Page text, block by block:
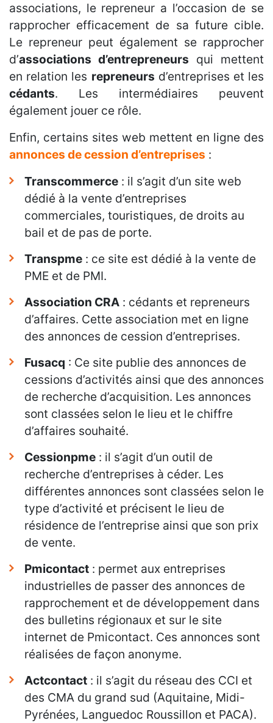
associations, le repreneur a l’occasion de se
rapprocher efficacement de sa future cible.
Le repreneur peut également se rapprocher
d’associations d’entrepreneurs qui mettent
en relation les repreneurs d’entreprises et les
cédants. Les intermédiaires peuvent
également jouer ce rôle.
Enfin, certains sites web mettent en ligne des
annonces de cession d’entreprises :
Transcommerce : il s’agit d’un site web
dédié à la vente d’entreprises
commerciales, touristiques, de droits au
bail et de pas de porte.
Transpme : ce site est dédié à la vente de
PME et de PMI.
Association CRA : cédants et repreneurs
d’affaires. Cette association met en ligne
des annonces de cession d’entreprises.
Fusacq : Ce site publie des annonces de
cessions d’activités ainsi que des annonces
de recherche d’acquisition. Les annonces
sont classées selon le lieu et le chiffre
d’affaires souhaité.
Cessionpme : il s’agit d’un outil de
recherche d’entreprises à céder. Les
différentes annonces sont classées selon le
type d’activité et précisent le lieu de
résidence de l’entreprise ainsi que son prix
de vente.
Pmicontact : permet aux entreprises
industrielles de passer des annonces de
rapprochement et de développement dans
des bulletins régionaux et sur le site
internet de Pmicontact. Ces annonces sont
réalisées de façon anonyme.
Actcontact : il s’agit du réseau des CCI et
des CMA du grand sud (Aquitaine, Midi-
Pyrénées, Languedoc Roussillon et PACA).